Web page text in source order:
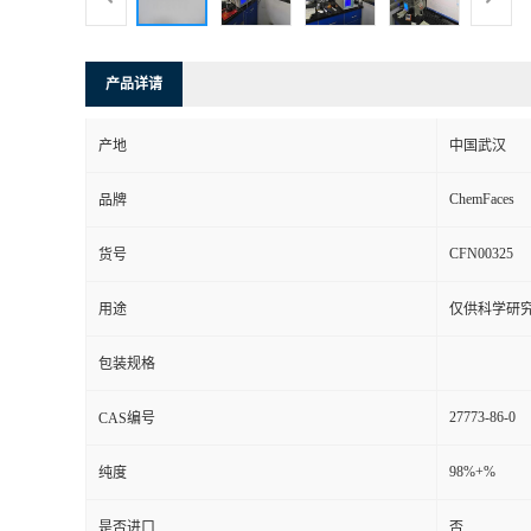
产品详请
产地 中国武汉
品牌 ChemFaces
货号 CFN00325
用途 仅供科学研
包装规格
CAS编号 27773-86-0
纯度 98%+%
是否进口 否